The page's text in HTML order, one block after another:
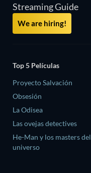
Streaming Guide
We are hiring!
Top 5 Películas
Proyecto Salvación
Obsesión
La Odisea
Las ovejas detectives
He-Man y los masters del
universo